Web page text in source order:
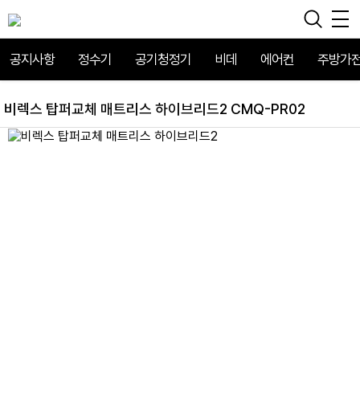
공지사항 정수기 공기청정기 비데 에어컨 주방가
비렉스 탑퍼교체 매트리스 하이브리드2 CMQ-PR02